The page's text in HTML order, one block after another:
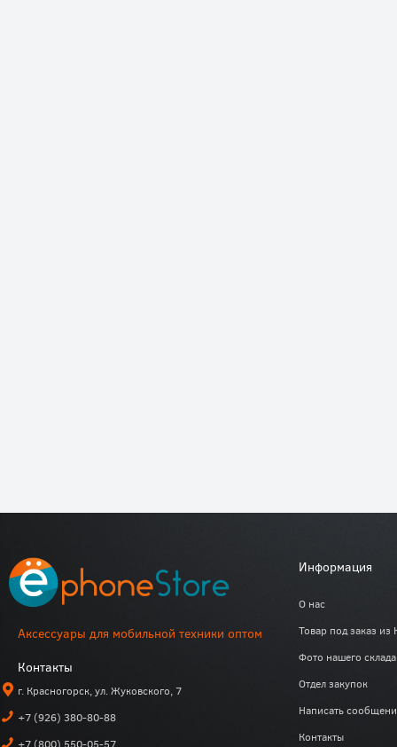
Аксессуары для мобильной техники оптом
Контакты
г. Красногорск, ул. Жуковского, 7
+7 (926) 380-80-88
+7 (800) 550-05-57
Информация
О нас
Товар под заказ из
Фото нашего склада
Отдел закупок
Написать
Контакты